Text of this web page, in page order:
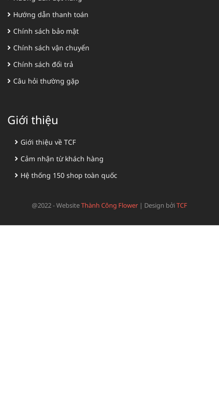
Hướng dẫn thanh toán
Chính sách bảo mật
Chính sách vận chuyển
Chính sách đổi trả
Câu hỏi thường gặp
Giới thiệu
Giới thiệu về TCF
Cảm nhận từ khách hàng
Hệ thống 150 shop toàn quốc
@2022 - WebsiteThành Công Flower | Design bởiTCF